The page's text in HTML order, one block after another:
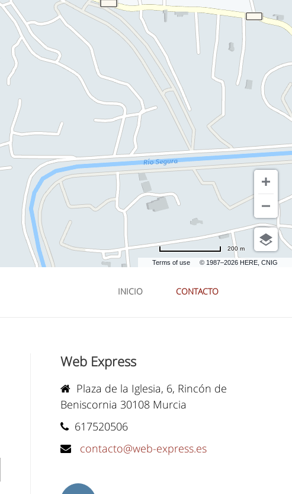
Terms of use © 1987–2026 HERE, CNIG
200 m
INICIO CONTACTO
Web Express
Plaza de la Iglesia, 6, Rincón de
Beniscornia 30108 Murcia
617520506
contacto@web-express.es